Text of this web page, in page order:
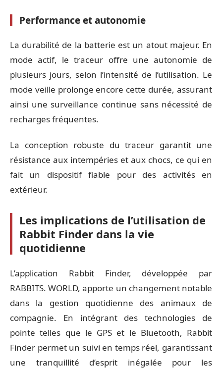
Performance et autonomie
La durabilité de la batterie est un atout majeur. En
mode actif, le traceur offre une autonomie de
plusieurs jours, selon l’intensité de l’utilisation. Le
mode veille prolonge encore cette durée, assurant
ainsi une surveillance continue sans nécessité de
recharges fréquentes.
La conception robuste du traceur garantit une
résistance aux intempéries et aux chocs, ce qui en
fait un dispositif fiable pour des activités en
extérieur.
Les implications de l’utilisation de
Rabbit Finder dans la vie
quotidienne
L’application Rabbit Finder, développée par
RABBITS. WORLD, apporte un changement notable
dans la gestion quotidienne des animaux de
compagnie. En intégrant des technologies de
pointe telles que le GPS et le Bluetooth, Rabbit
Finder permet un suivi en temps réel, garantissant
une tranquillité d’esprit inégalée pour les